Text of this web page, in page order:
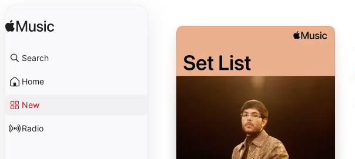
Search
Home
New
Radio